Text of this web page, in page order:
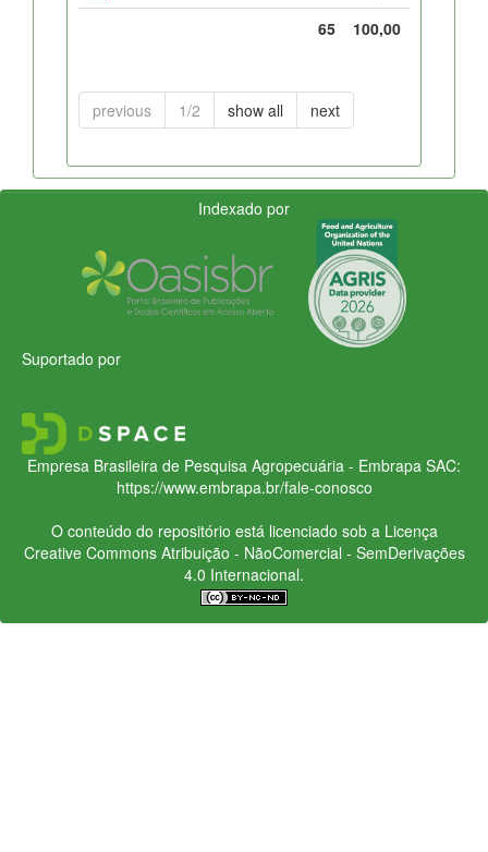
65
100,00
previous 1/2 show all next
Indexado por
Suportado por
Empresa Brasileira de Pesquisa Agropecuária - Embrapa SAC:
https://www.embrapa.br/fale-conosco
O conteúdo do repositório está licenciado sob a Licença
Creative CommonsAtribuição - NãoComercial - SemDerivações
4.0 Internacional.